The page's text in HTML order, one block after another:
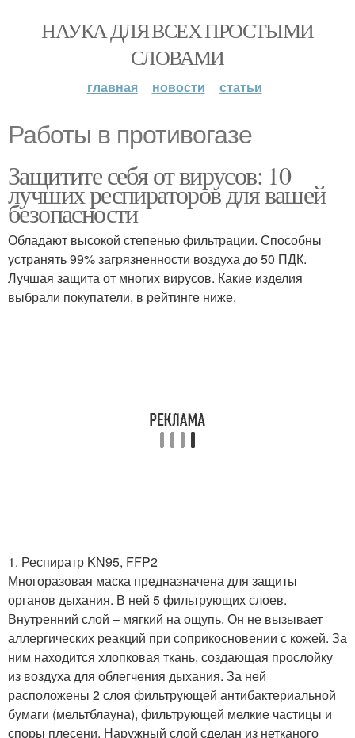
НАУКА ДЛЯ ВСЕХ ПРОСТЫМИ
СЛОВАМИ
главная новости статьи
Работы в противогазе
Защитите себя от вирусов: 10
лучших респираторов для вашей
безопасности
Обладают высокой степенью фильтрации. Способны
устранять 99% загрязненности воздуха до 50 ПДК.
Лучшая защита от многих вирусов. Какие изделия
выбрали покупатели, в рейтинге ниже.
1. Респиратр KN95, FFP2
Многоразовая маска предназначена для защиты
органов дыхания. В ней 5 фильтрующих слоев.
Внутренний слой – мягкий на ощупь. Он не вызывает
аллергических реакций при соприкосновении с кожей. За
ним находится хлопковая ткань, создающая прослойку
из воздуха для облегчения дыхания. За ней
расположены 2 слоя фильтрующей антибактериальной
бумаги (мельтблауна), фильтрующей мелкие частицы и
споры плесени. Наружный слой сделан из нетканого